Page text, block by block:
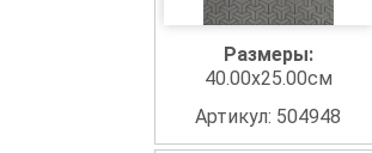
Размеры:
40.00x25.00см
Артикул: 504948